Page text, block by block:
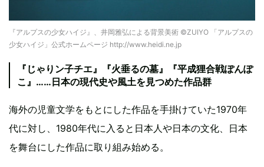
『アルプスの少女ハイジ』、井岡雅弘による背景美術 ©ZUIYO 「アルプスの
少女ハイジ」公式ホームページ http://www.heidi.ne.jp
『じゃりン子チエ』『火垂るの墓』『平成狸合戦ぽんぽ
こ』……日本の現代史や風土を見つめた作品群
海外の児童文学をもとにした作品を手掛けていた1970年
代に対し、1980年代に入ると日本人や日本の文化、日本
を舞台にした作品に取り組み始める。